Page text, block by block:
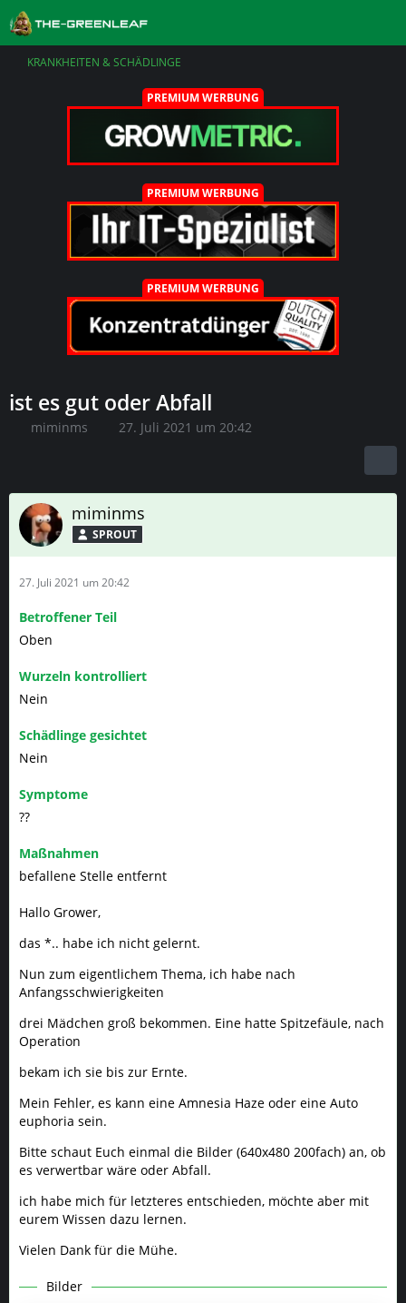
KRANKHEITEN & SCHÄDLINGE
PREMIUM WERBUNG
PREMIUM WERBUNG
PREMIUM WERBUNG
ist es gut oder Abfall
miminms 27. Juli 2021 um 20:42
miminms
SPROUT
27. Juli 2021 um 20:42
Betroffener Teil
Oben
Wurzeln kontrolliert
Nein
Schädlinge gesichtet
Nein
Symptome
??
Maßnahmen
befallene Stelle entfernt
Hallo Grower,
das *.. habe ich nicht gelernt.
Nun zum eigentlichem Thema, ich habe nach
Anfangsschwierigkeiten
drei Mädchen groß bekommen. Eine hatte Spitzefäule, nach
Operation
bekam ich sie bis zur Ernte.
Mein Fehler, es kann eine Amnesia Haze oder eine Auto
euphoria sein.
Bitte schaut Euch einmal die Bilder (640x480 200fach) an, ob
es verwertbar wäre oder Abfall.
ich habe mich für letzteres entschieden, möchte aber mit
eurem Wissen dazu lernen.
Vielen Dank für die Mühe.
Bilder